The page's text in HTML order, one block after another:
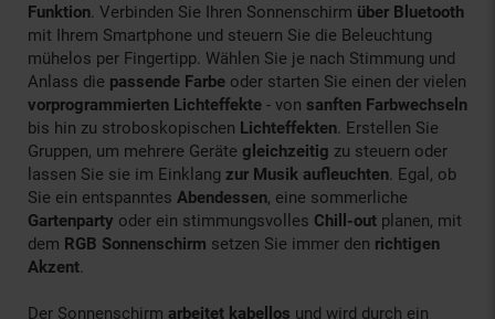
Funktion . Verbinden Sie Ihren Sonnenschirm über Bluetooth
mit Ihrem Smartphone und steuern Sie die Beleuchtung
mühelos per Fingertipp. Wählen Sie je nach Stimmung und
Anlass die passende Farbe oder starten Sie einen der vielen
vorprogrammierten Lichteffekte - von sanften Farbwechseln
bis hin zu stroboskopischen Lichteffekten . Erstellen Sie
Gruppen, um mehrere Geräte gleichzeitig zu steuern oder
lassen Sie sie im Einklang zur Musik aufleuchten . Egal, ob
Sie ein entspanntes Abendessen, eine sommerliche
Gartenparty oder ein stimmungsvolles Chill-out planen, mit
dem RGB Sonnenschirm setzen Sie immer den richtigen
Akzent
Der Sonnenschirm arbeitet kabellos und wird durch ein